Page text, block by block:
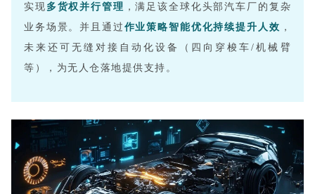
实现 多货权并行管理 ，满足该全球化头部汽车厂 的复杂
业务场景。并且通过 作业策略智能优化持续提升人效 ，
未来还可无缝对接自动化设备（四向穿梭车/机械臂
等），为无人仓落地提供支持。